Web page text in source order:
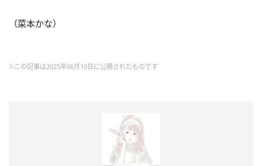
（菜本かな）
※この記事は2025年06月10日に公開されたものです